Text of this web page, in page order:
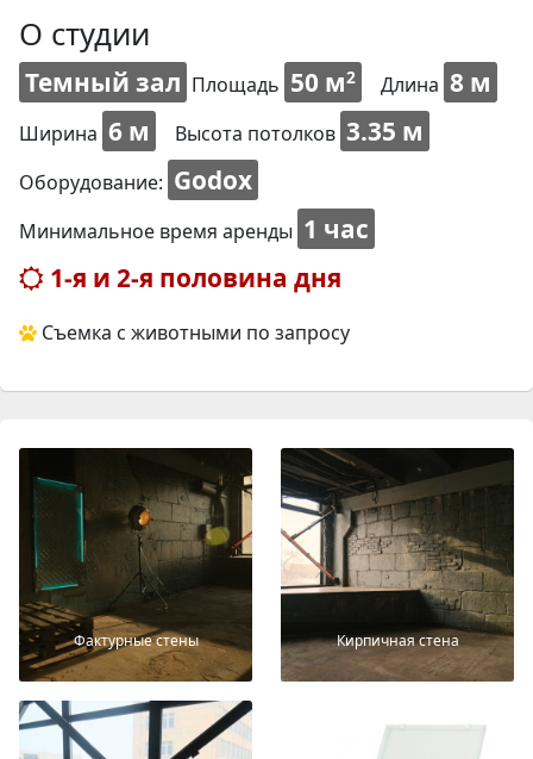
О студии
Темный зал Площадь 50 м2 Длина 8 м
Ширина 6 м Высота потолков 3.35 м
Оборудование: Godox
Минимальное время аренды 1 час
1-я и 2-я половина дня
Съемка с животными по запросу
Фактурные стены Кирпичная стена